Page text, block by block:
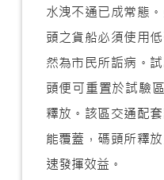
水洩不通已成常態
頭之貨船必須使用
然為市民所詬病。
頭便可重置於試驗
釋放。該區交通配
能覆蓋，碼頭所釋
速發揮效益。